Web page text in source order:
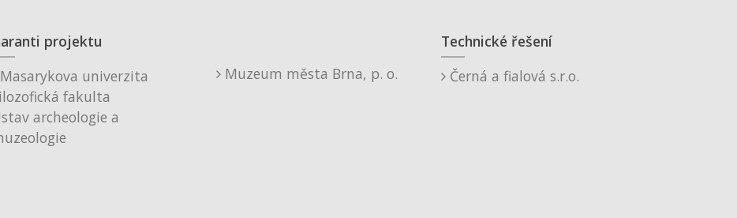
projektu
Masarykova univerzita
fakulta
archeologie a
Muzeum města Brna, p. o.
Technické řešení
Černá a fialová s.r.o.